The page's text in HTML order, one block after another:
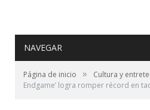
NAVEGAR
Página de inicio » Cultura y
Endgame’ logra romper récord en